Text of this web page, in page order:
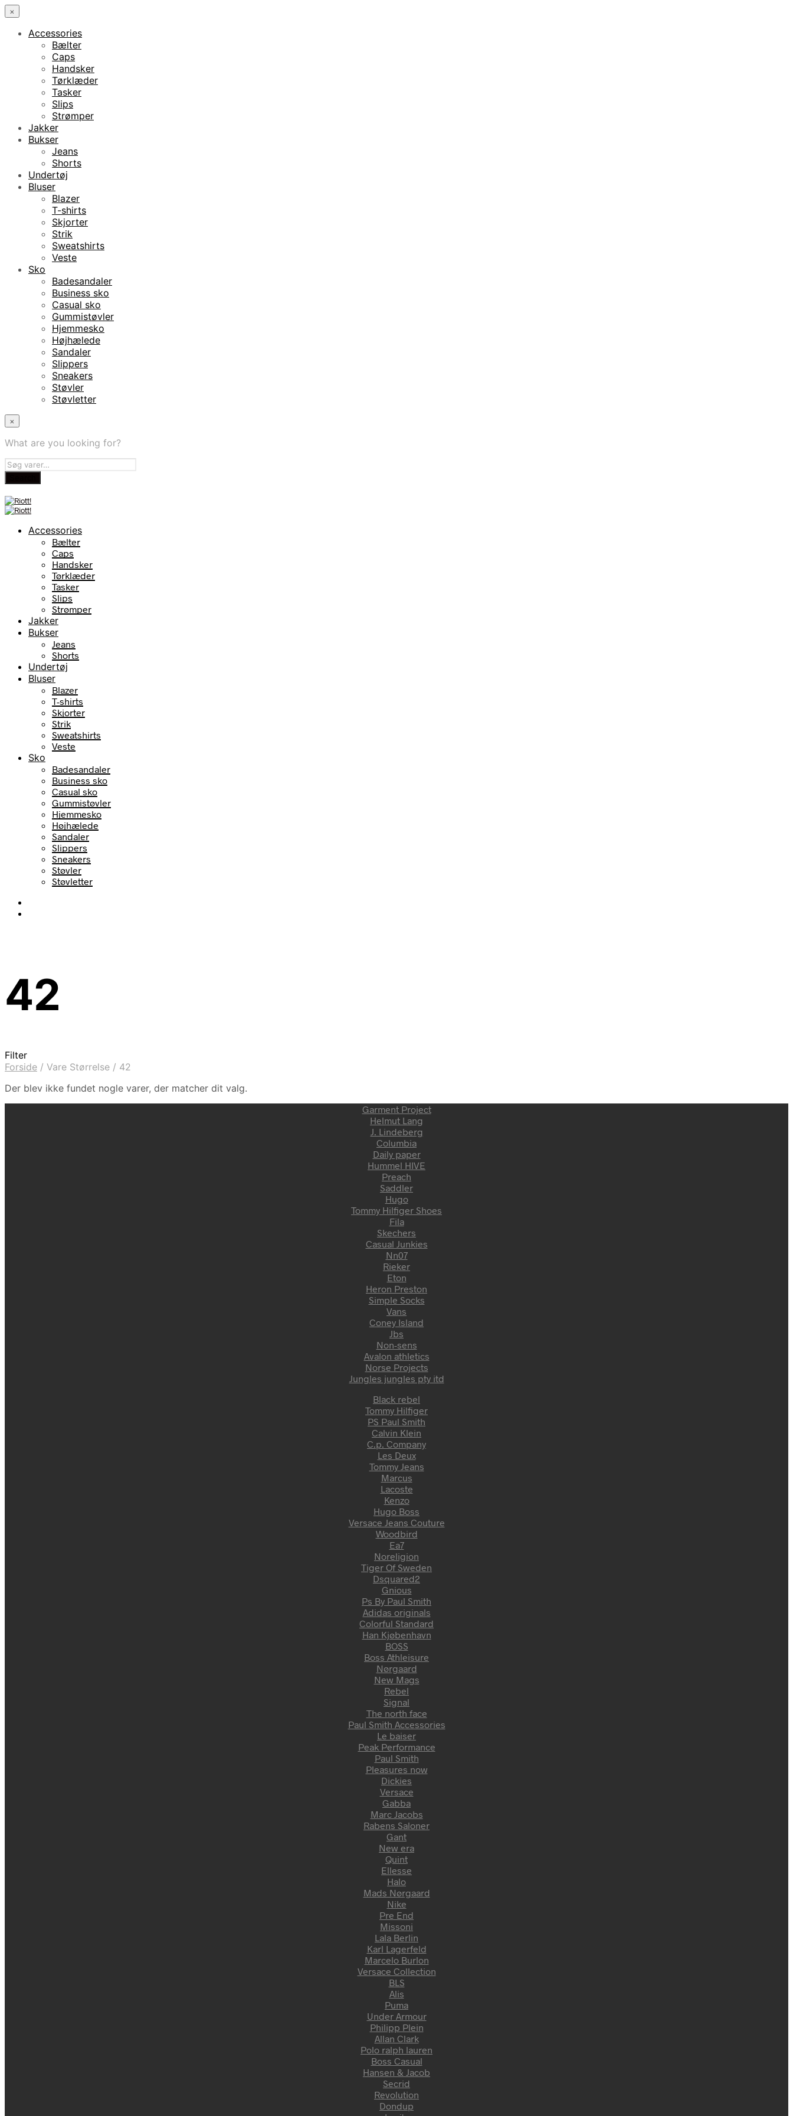
×
Accessories
Bælter
Caps
Handsker
Tørklæder
Tasker
Slips
Strømper
Jakker
Bukser
Jeans
Shorts
Undertøj
Bluser
Blazer
T-shirts
Skjorter
Strik
Sweatshirts
Veste
Sko
Badesandaler
Business sko
Casual sko
Gummistøvler
Hjemmesko
Højhælede
Sandaler
Slippers
Sneakers
Støvler
Støvletter
×
What are you looking for?
Accessories
Bælter
Caps
Handsker
Tørklæder
Tasker
Slips
Strømper
Jakker
Bukser
Jeans
Shorts
Undertøj
Bluser
Blazer
T-shirts
Skjorter
Strik
Sweatshirts
Veste
Sko
Badesandaler
Business sko
Casual sko
Gummistøvler
Hjemmesko
Højhælede
Sandaler
Slippers
Sneakers
Støvler
Støvletter
42
Filter
Forside / Vare Størrelse / 42
Der blev ikke fundet nogle varer, der matcher dit valg.
Garment Project
Helmut Lang
J. Lindeberg
Columbia
Daily paper
Hummel HIVE
Preach
Saddler
Hugo
Tommy Hilfiger Shoes
Fila
Skechers
Casual Junkies
Nn07
Rieker
Eton
Heron Preston
Simple Socks
Vans
Coney Island
Jbs
Non-sens
Avalon athletics
Norse Projects
Jungles jungles pty itd
Black rebel
Tommy Hilfiger
PS Paul Smith
Calvin Klein
C.p. Company
Les Deux
Tommy Jeans
Marcus
Lacoste
Kenzo
Hugo Boss
Versace Jeans Couture
Woodbird
Ea7
Noreligion
Tiger Of Sweden
Dsquared2
Gnious
Ps By Paul Smith
Adidas originals
Colorful Standard
Han Kjøbenhavn
BOSS
Boss Athleisure
Nørgaard
New Mags
Rebel
Signal
The north face
Paul Smith Accessories
Le baiser
Peak Performance
Paul Smith
Pleasures now
Dickies
Versace
Gabba
Marc Jacobs
Rabens Saloner
Gant
New era
Quint
Ellesse
Halo
Mads Nørgaard
Nike
Pre End
Missoni
Lala Berlin
Karl Lagerfeld
Marcelo Burlon
Versace Collection
BLS
Alis
Puma
Under Armour
Philipp Plein
Allan Clark
Polo ralph lauren
Boss Casual
Hansen & Jacob
Secrid
Revolution
Dondup